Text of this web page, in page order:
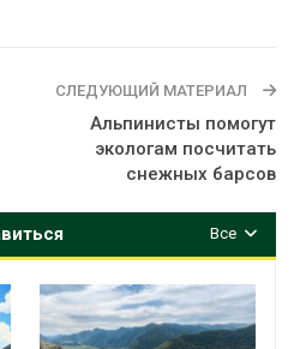
СЛЕДУЮЩИЙ МАТЕРИАЛ
Альпинисты помогут
экологам посчитать
снежных барсов
Все